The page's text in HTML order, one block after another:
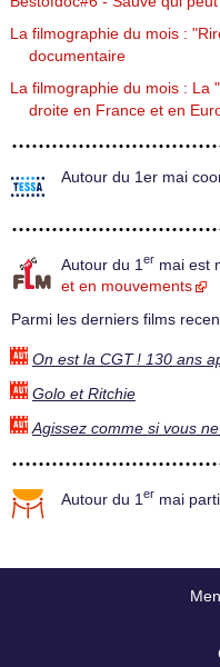
La filmographie du mois :
documentaire
La filmographie du mois : La
droite en France et en
Autour du 1er mai
Autour du 1 er mai est
et en mouvements
Parmi les derniers films
On est la CGT ! 130 ans
Golo et Ritchie
Agissez comme si vous
Autour du 1 er mai